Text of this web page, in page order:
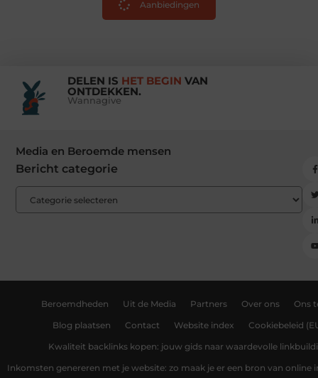
Aanbiedingen
DELEN IS HET BEGIN VAN
ONTDEKKEN.
Wannagive
Media en Beroemde mensen
Bericht categorie
Beroemdheden Uit de Media Partners Over ons Ons
Blog plaatsen Contact Website index Cookiebeleid
Kwaliteit backlinks kopen: jouw gids naar waardevolle
Inkomsten genereren met je website: zo maak je er een bron van online